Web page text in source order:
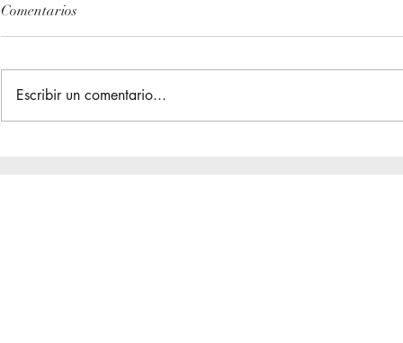
Reuniones
Comentarios
Escribir un comentario...